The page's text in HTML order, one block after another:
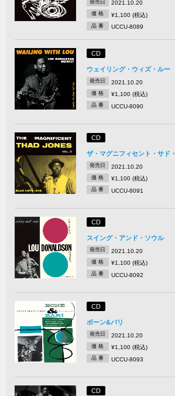
発売日 2021.10.20
価 格 ¥1,100 (税込)
品 番 UCCU-8089
CD
ウェイリング・ウィズ・ルー
発売日 2021.10.20
価 格 ¥1,100 (税込)
品 番 UCCU-8090
CD
ザ・マグニフィセント・サド
発売日 2021.10.20
価 格 ¥1,100 (税込)
品 番 UCCU-8091
CD
スイング・アンド・ソウル
発売日 2021.10.20
価 格 ¥1,100 (税込)
品 番 UCCU-8092
CD
ボーン&バリ
発売日 2021.10.20
価 格 ¥1,100 (税込)
品 番 UCCU-8093
CD